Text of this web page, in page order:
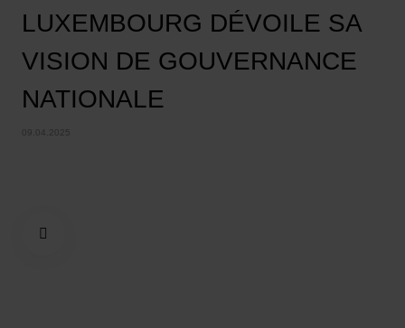
LUXEMBOURG DÉVOILE SA
VISION DE GOUVERNANCE
NATIONALE
09.04.2025